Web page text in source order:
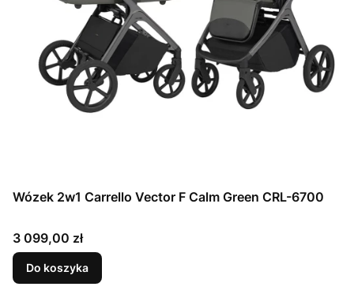
Wózek 2w1 Carrello Vector F Calm Green CRL-6700
Cena
3 099,00 zł
Do koszyka